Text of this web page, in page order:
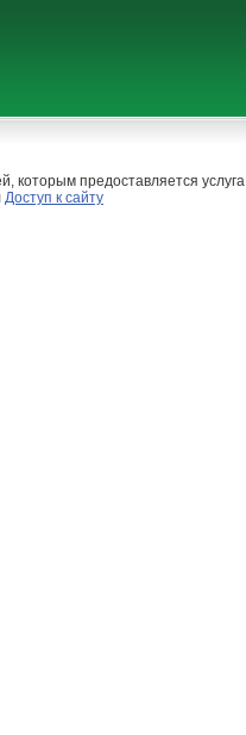
которым предоставляется услуга
Доступ к сайту